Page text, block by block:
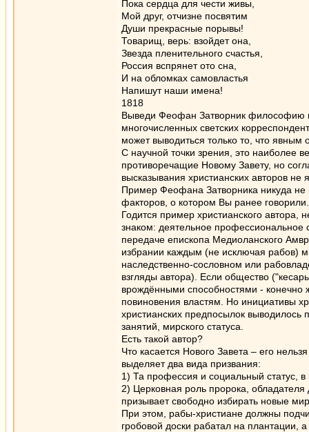
Пока сердца для чести живы,
Мой друг, отчизне посвятим
Души прекрасные порывы!
Товарищ, верь: взойдет она,
Звезда пленительного счастья,
Россия вспрянет ото сна,
И на обломках самовластья
Напишут наши имена!
1818
Выведи Феофан Затворник философию
многочисленных светских
может выводиться только то, что явным
С научной точки зрения, это наиболее
противоречащие Новому Завету, но
высказывания христианских авторов
Пример Феофана Затворника никуда не
факторов, о котором Вы ранее говорили.
Годится пример христианского автора,
знаком: деятельное
передаче епископа Медиоланского
избрании каждым (не исключая рабов)
наследственно-сословном или
взгляды автора). Если общество
врождёнными способностями - конечно
повиновения властям. Но инициативы
христианских предпосылок
занятий, мирского статуса.
Есть такой автор?
Что касается Нового Завета – его
выделяет два вида призвания:
1) Та профессия и социальный статус,
2) Церковная роль пророка,
призывает свободно избирать новые
При этом, рабы-христиане должны
гробовой доски рабатал на плантации,